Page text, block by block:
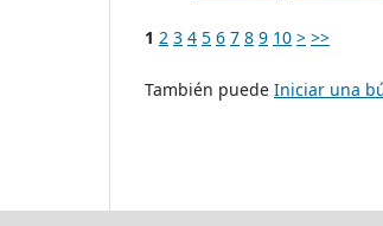
1 2 3 4 5 6 7 8 9 10 > >>
También puede Iniciar una